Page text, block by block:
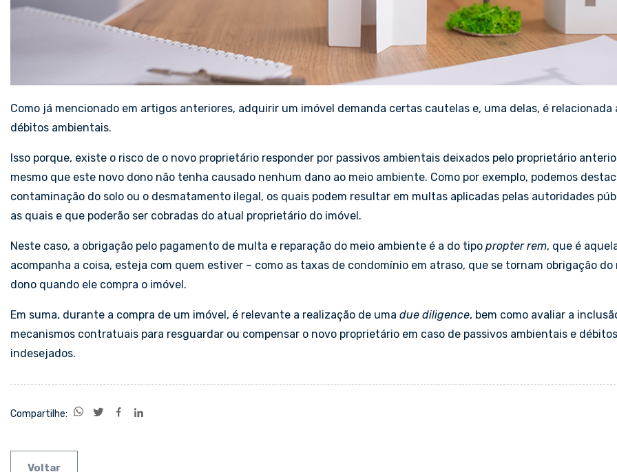
Como já mencionado em artigos anteriores, adquirir um imóvel demanda certas cautelas e, uma delas, é relacionada
débitos ambientais.
Isso porque, existe o risco de o novo proprietário responder por passivos ambientais deixados pelo proprietário
mesmo que este novo dono não tenha causado nenhum dano ao meio ambiente. Como por exemplo, podemos
contaminação do solo ou o desmatamento ilegal, os quais podem resultar em multas aplicadas pelas autoridades
as quais e que poderão ser cobradas do atual proprietário do imóvel.
Neste caso, a obrigação pelo pagamento de multa e reparação do meio ambiente é a do tipo propterrem, que é
acompanha a coisa, esteja com quem estiver – como as taxas de condomínio em atraso, que se tornam obrigação do
dono quando ele compra o imóvel.
Em suma, durante a compra de um imóvel, é relevante a realização de uma due diligence, bem como avaliar a
mecanismos contratuais para resguardar ou compensar o novo proprietário em caso de passivos ambientais e débitos
indesejados.
Compartilhe:
Voltar